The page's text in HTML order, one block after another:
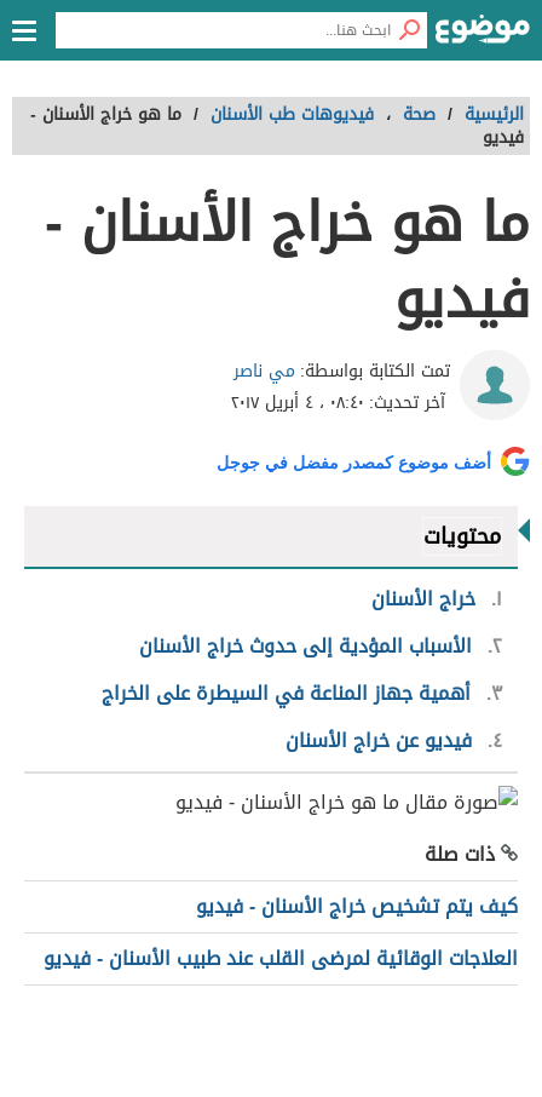
الرئيسية / صحة ، فيديوهات طب الأسنان / ما هو خراج الأسنان -
فيديو
ما هو خراج الأسنان -
فيديو
تمت الكتابة بواسطة: مي ناصر
آخر تحديث: ٠٨:٤٠ ، ٤ أبريل ٢٠١٧
أضف موضوع كمصدر مفضل في جوجل
محتويات
١ خراج الأسنان
٢ الأسباب المؤدية إلى حدوث خراج الأسنان
٣ أهمية جهاز المناعة في السيطرة على الخراج
٤ فيديو عن خراج الأسنان
ذات صلة
كيف يتم تشخيص خراج الأسنان - فيديو
العلاجات الوقائية لمرضى القلب عند طبيب الأسنان - فيديو